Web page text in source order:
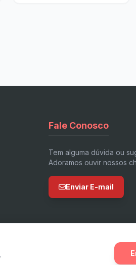
Fale Conosco
Tem alguma dúvida ou
Adoramos ouvir nossos
Enviar E-mail